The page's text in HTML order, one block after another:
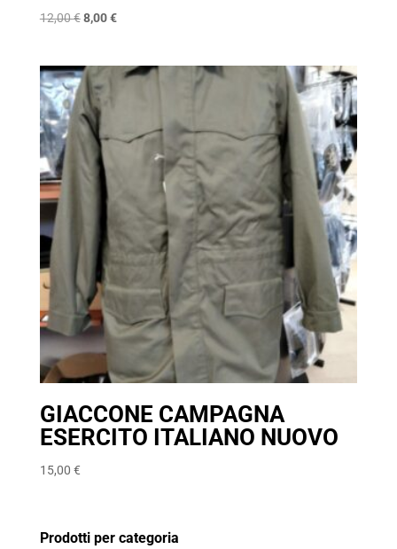
12,00€ Il
era:
12,00 €.
8,00€Il
è:
GIACCONE CAMPAGNA
ESERCITO ITALIANO NUOVO
15,00 €
Prodotti per categoria